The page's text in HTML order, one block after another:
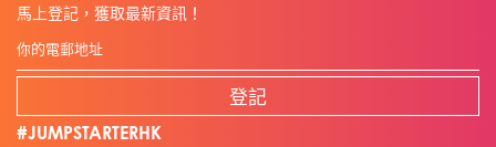
馬上登記，獲取最新資訊！
登記
#JUMPSTARTERHK